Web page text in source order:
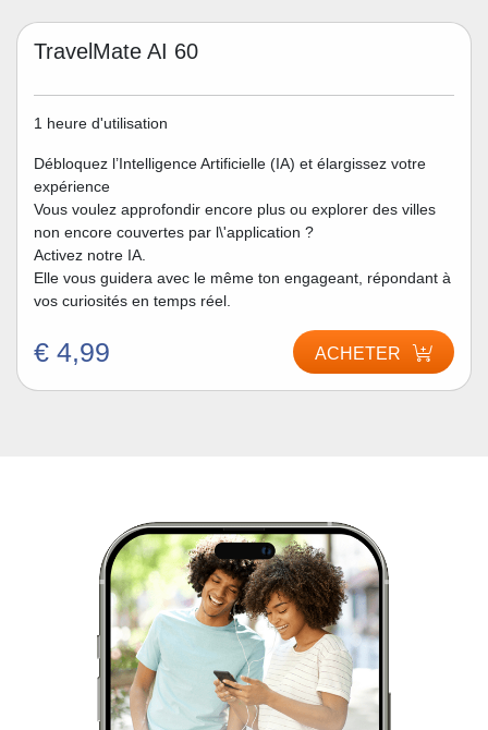
TravelMate AI 60
1 heure d'utilisation
Débloquez l’Intelligence Artificielle (IA) et élargissez votre
expérience
Vous voulez approfondir encore plus ou explorer des villes
non encore couvertes par l\'application ?
Activez notre IA.
Elle vous guidera avec le même ton engageant, répondant à
vos curiosités en temps réel.
€ 4,99 ACHETER